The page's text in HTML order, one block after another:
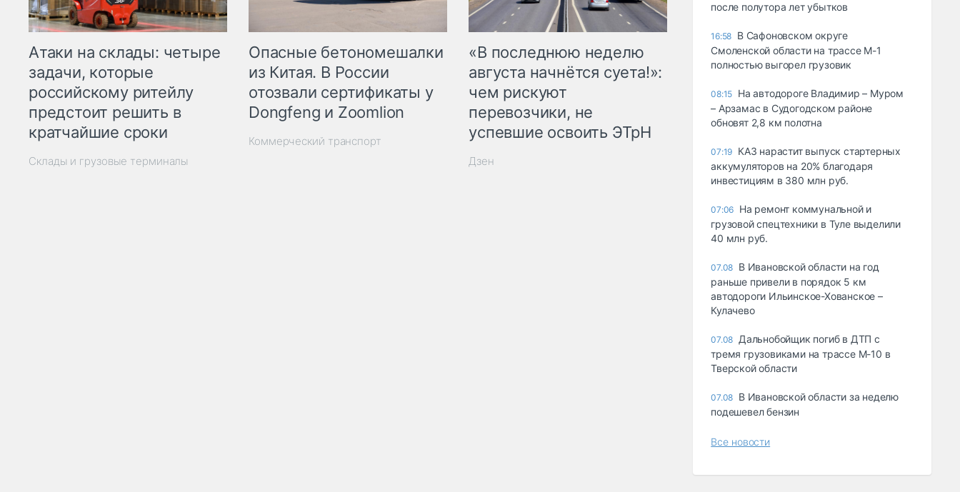
Атаки на склады: четыре
задачи, которые
российскому ритейлу
предстоит решить в
кратчайшие сроки
Склады и грузовые терминалы
Опасные бетономешалки
из Китая. В России
отозвали сертификаты у
Dongfeng и Zoomlion
Коммерческий транспорт
«В последнюю неделю
августа начнётся суета!»:
чем рискуют
перевозчики, не
успевшие освоить ЭТрН
Дзен
после полутора лет убытков
16:58 В Сафоновском округе
Смоленской области на трассе М-1
полностью выгорел грузовик
08:15 На автодороге Владимир – Муром
– Арзамас в Судогодском районе
обновят 2,8 км полотна
07:19 КАЗ нарастит выпуск стартерных
аккумуляторов на 20% благодаря
инвестициям в 380 млн руб.
07:06 На ремонт коммунальной и
грузовой спецтехники в Туле выделили
40 млн руб.
07.08 В Ивановской области на год
раньше привели в порядок 5 км
автодороги Ильинское-Хованское –
Кулачево
07.08 Дальнобойщик погиб в ДТП с
тремя грузовиками на трассе М-10 в
Тверской области
07.08 В Ивановской области за неделю
подешевел бензин
Все новости